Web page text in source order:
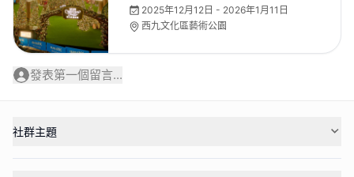
2025年12月12日 - 2026年1月11日
西九文化區藝術公園
發表第一個留言...
社群主題